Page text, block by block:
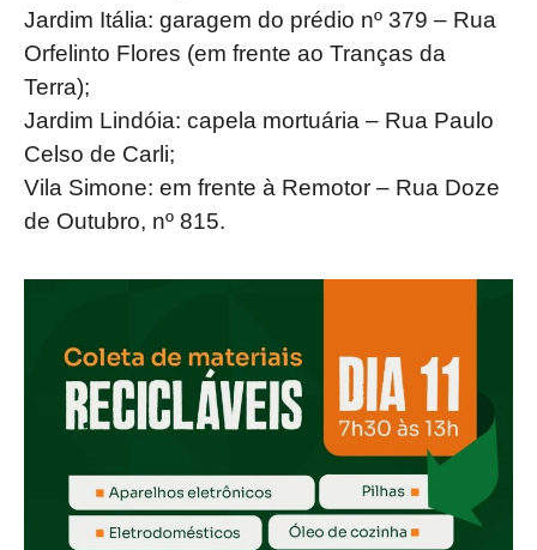
Jardim Itália: garagem do prédio nº 379 – Rua
Orfelinto Flores (em frente ao Tranças da
Terra);
Jardim Lindóia: capela mortuária – Rua Paulo
Celso de Carli;
Vila Simone: em frente à Remotor – Rua Doze
de Outubro, nº 815.